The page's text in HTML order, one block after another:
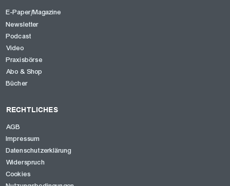
E-Paper/Magazine
Newsletter
Podcast
Video
Praxisbörse
Abo & Shop
Bücher
RECHTLICHES
AGB
Impressum
Datenschutzerklärung
Widerspruch
Cookies